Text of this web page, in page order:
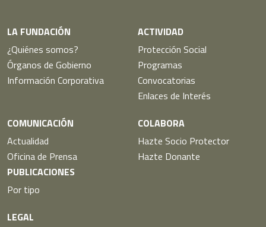
LA FUNDACIÓN
¿Quiénes somos?
Órganos de Gobierno
Información Corporativa
ACTIVIDAD
Protección Social
Programas
Convocatorias
Enlaces de Interés
COMUNICACIÓN
Actualidad
Oficina de Prensa
PUBLICACIONES
Por tipo
COLABORA
Hazte Socio Protector
Hazte Donante
LEGAL